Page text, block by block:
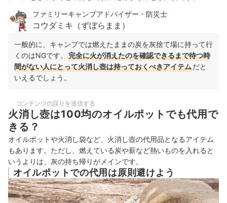
ファミリーキャンプアドバイザー・防災士
コウダミキ（ずぼらまま）
一般的に、キャンプでは燃えたままの炭を灰捨て場に持って行
くのはNGです。
完全に火が消えたのを確認できるまで待つ時
間がない人にとって火消し壺は持っておくべきアイテムだと
いえるでしょう。
コンテンツの誤りを送信する
火消し壺は100均のオイルポットでも代用で
きる？
オイルポットや火消し袋など、火消し壺の代用品となるアイテム
もあります。ただし、燃えている炭や薪など熱いものを入れると
いうよりは、灰の持ち帰りがメインです。
オイルポットでの代用は原則避けよう